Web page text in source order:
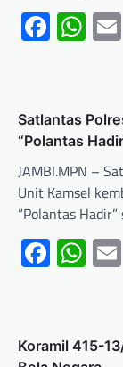
Satlantas
“Polantas
JAMBI.MPN –
Unit Kamsel
“Polantas
Koramil 415-